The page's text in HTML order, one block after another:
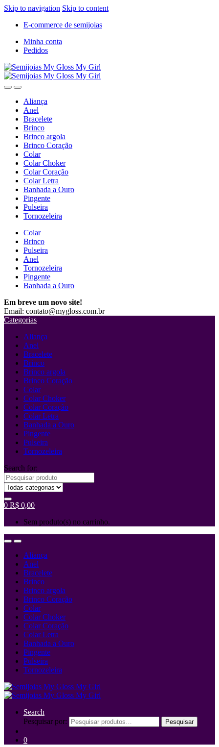
Skip to navigation Skip to content
E-commerce de semijoias
Minha conta
Pedidos
Aliança
Anel
Bracelete
Brinco
Brinco argola
Brinco Coração
Colar
Colar Choker
Colar Coração
Colar Letra
Banhada a Ouro
Pingente
Pulseira
Tornozeleira
Colar
Brinco
Pulseira
Anel
Tornozeleira
Pingente
Banhada a Ouro
Em breve um novo site!
Email: contato@mygloss.com.br
Categorias
Aliança
Anel
Bracelete
Brinco
Brinco argola
Brinco Coração
Colar
Colar Choker
Colar Coração
Colar Letra
Banhada a Ouro
Pingente
Pulseira
Tornozeleira
Search for:
0 R$ 0,00
Sem produto(s) no carrinho.
Aliança
Anel
Bracelete
Brinco
Brinco argola
Brinco Coração
Colar
Colar Choker
Colar Coração
Colar Letra
Banhada a Ouro
Pingente
Pulseira
Tornozeleira
Search
Pesquisar por:
Pesquisar
0